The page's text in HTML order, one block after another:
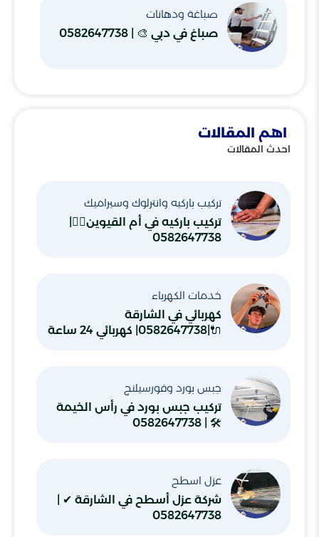
صباغة ودهانات
صباغ في دبي 🎨 | 0582647738
اهم المقالات
احدث المقالات
تركيب باركيه وانترلوك وسيراميك
تركيب باركيه في أم القيوين👷‍♂️|
0582647738
خدمات الكهرباء
كهربائي في الشارقة
🔌|0582647738| كهربائي 24 ساعة
جبس بورد وفورسيلنج
تركيب جبس بورد في رأس الخيمة
🛠 | 0582647738
عزل اسطح
شركة عزل أسطح في الشارقة ✔ |
0582647738